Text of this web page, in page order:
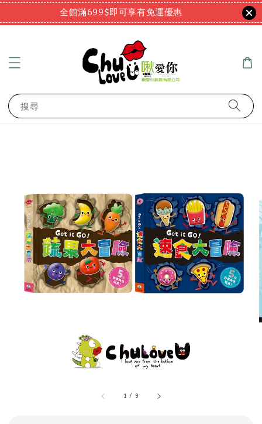
全館滿699$即可享有免運優惠
搜尋
1 / 9